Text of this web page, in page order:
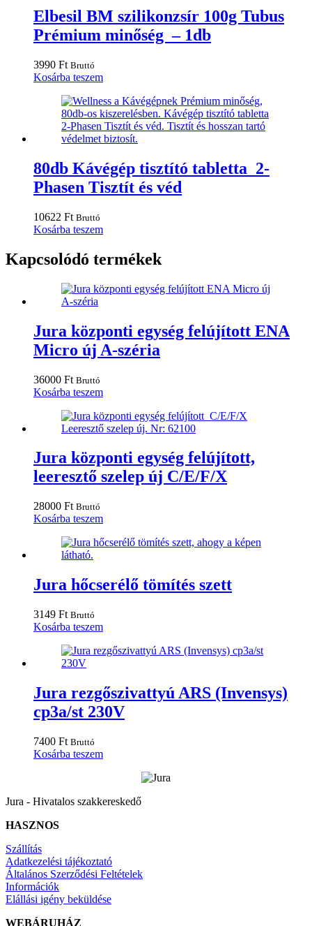
Elbesil BM szilikonzsír 100g Tubus
Prémium minőség – 1db
3990 Ft Bruttó
Kosárba teszem
80db Kávégép tisztító tabletta 2-
Phasen Tisztít és véd
10622 Ft Bruttó
Kosárba teszem
Kapcsolódó termékek
Jura központi egység felújított ENA
Micro új A-széria
36000 Ft Bruttó
Kosárba teszem
Jura központi egység felújított,
leeresztő szelep új C/E/F/X
28000 Ft Bruttó
Kosárba teszem
Jura hőcserélő tömítés szett
3149 Ft Bruttó
Kosárba teszem
Jura rezgőszivattyú ARS (Invensys)
cp3a/st 230V
7400 Ft Bruttó
Kosárba teszem
Jura - Hivatalos szakkereskedő
HASZNOS
Szállítás
Adatkezelési tájékoztató
Általános Szerződési Feltételek
Információk
Elállási igény beküldése
WEBÁRUHÁZ